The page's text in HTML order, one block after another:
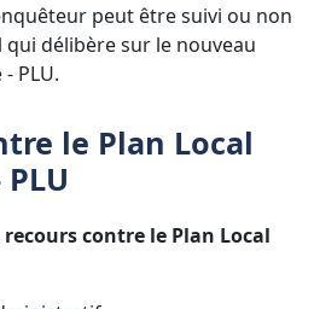
peut être suivi ou non
délibère sur le nouveau
PLU.
le Plan Local
contre le Plan Local